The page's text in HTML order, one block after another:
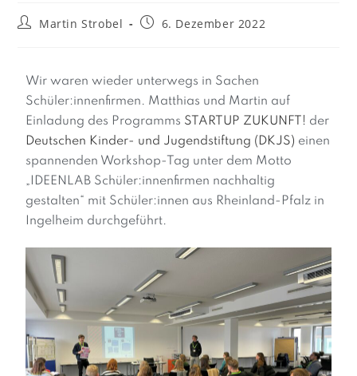
Martin Strobel 6. Dezember 2022
Wir waren wieder unterwegs in Sachen
Schüler:innenfirmen. Matthias und Martin auf
Einladung des Programms STARTUP ZUKUNFT! der
Deutschen Kinder- und Jugendstiftung (DKJS) einen
spannenden Workshop-Tag unter dem Motto
„IDEENLAB Schüler:innenfirmen nachhaltig
gestalten“ mit Schüler:innen aus Rheinland-Pfalz in
Ingelheim durchgeführt.